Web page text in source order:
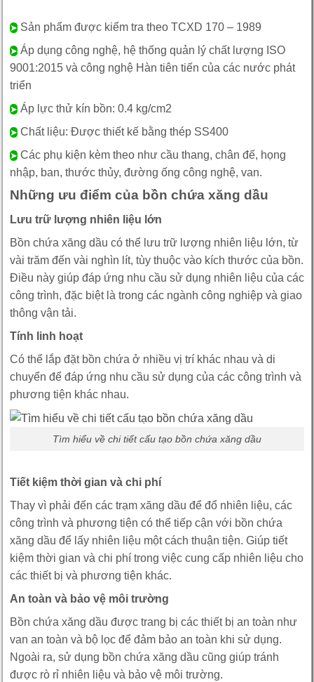
➤ Sản phẩm được kiểm tra theo TCXD 170 – 1989
➤ Áp dụng công nghệ, hệ thống quản lý chất lượng ISO
9001:2015 và công nghệ Hàn tiên tiến của các nước phát
triển
➤ Áp lực thử kín bồn: 0.4 kg/cm2
➤ Chất liệu: Được thiết kế bằng thép SS400
➤ Các phụ kiện kèm theo như cầu thang, chân đế, họng
nhập, ban, thước thủy, đường ống công nghệ, van.
Những ưu điểm của bồn chứa xăng dầu
Lưu trữ lượng nhiên liệu lớn
Bồn chứa xăng dầu có thể lưu trữ lượng nhiên liệu lớn, từ
vài trăm đến vài nghìn lít, tùy thuộc vào kích thước của bồn.
Điều này giúp đáp ứng nhu cầu sử dụng nhiên liệu của các
công trình, đặc biệt là trong các ngành công nghiệp và giao
thông vận tải.
Tính linh hoạt
Có thể lắp đặt bồn chứa ở nhiều vị trí khác nhau và di
chuyển để đáp ứng nhu cầu sử dụng của các công trình và
phương tiện khác nhau.
Tìm hiểu về chi tiết cấu tạo bồn chứa xăng dầu
Tiết kiệm thời gian và chi phí
Thay vì phải đến các trạm xăng dầu để đổ nhiên liệu, các
công trình và phương tiện có thể tiếp cận với bồn chứa
xăng dầu để lấy nhiên liệu một cách thuận tiện. Giúp tiết
kiệm thời gian và chi phí trong việc cung cấp nhiên liệu cho
các thiết bị và phương tiện khác.
An toàn và bảo vệ môi trường
Bồn chứa xăng dầu được trang bị các thiết bị an toàn như
van an toàn và bộ lọc để đảm bảo an toàn khi sử dụng.
Ngoài ra, sử dụng bồn chứa xăng dầu cũng giúp tránh
được rò rỉ nhiên liệu và bảo vệ môi trường.